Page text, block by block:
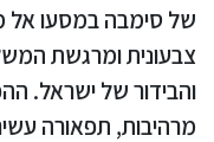
של סימבה במסעו אל
צבעונית ומרגשת
והבידור של ישראל.
מרהיבות, תפאורה